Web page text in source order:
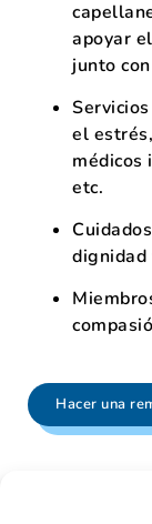
apoyar
junto
el
médicos
etc.
dignidad
Hacer una